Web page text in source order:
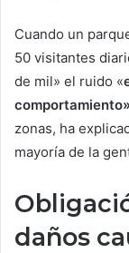
Cuando un
50 visitantes
de mil» el ruido «
comportamiento»
zonas, ha
mayoría de la
daños